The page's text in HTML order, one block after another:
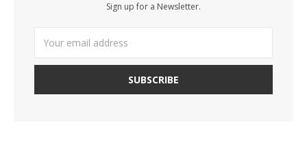
Sign up for a Newsletter.